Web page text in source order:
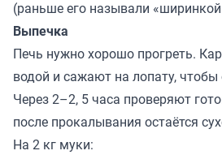
(раньше его называли
Выпечка
Печь нужно хорошо прогреть.
водой и сажают на лопату,
Через 2–2, 5 часа проверяют
после прокалывания остаётся
На 2 кг муки: